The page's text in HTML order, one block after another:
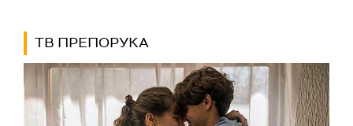
ТВ ПРЕПОРУКА